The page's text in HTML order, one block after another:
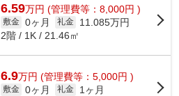
6.59万円 (管理費等：8,000円 )
敷金 0ヶ月 礼金
11.085万円
2階 / 1K / 21.46㎡
6.9万円 (管理費等：5,000円 )
敷金 0ヶ月 礼金
1ヶ月